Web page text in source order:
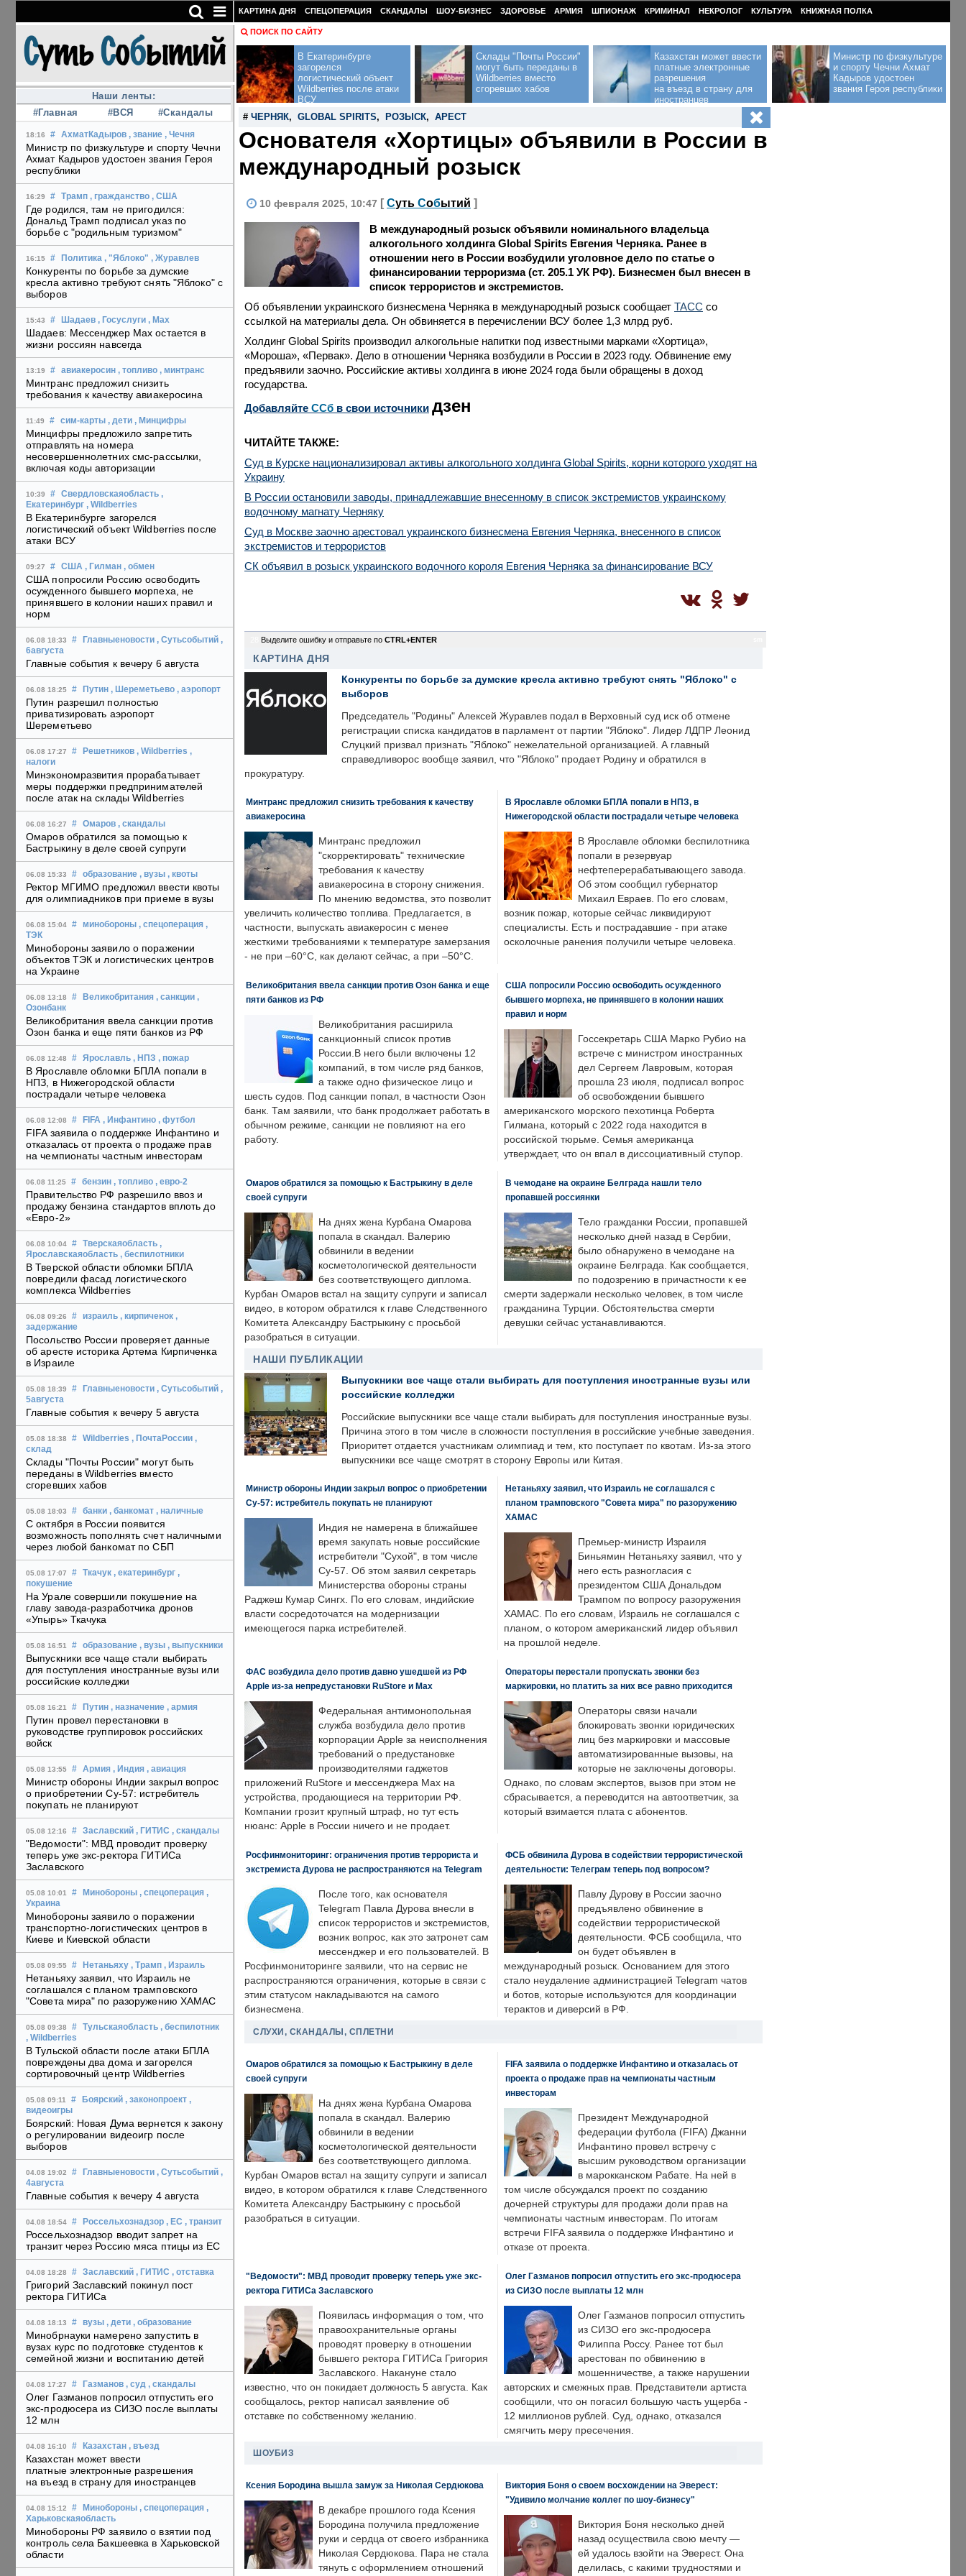
Наши ленты:
#Главная
#ВСЯ #Скандалы
18:16 # АхматКадыров , звание , Чечня
Министр по физкультуре и спорту Чечни
Ахмат Кадыров удостоен звания Героя
республики
16:29 # Трамп , гражданство , США
Где родился, там не пригодился:
Дональд Трамп подписал указ по
борьбе с "родильным туризмом"
16:15 # Политика , "Яблоко" , Журавлев
Конкуренты по борьбе за думские
кресла активно требуют снять "Яблоко" с
выборов
15:43 # Шадаев , Госуслуги , Max
Шадаев: Мессенджер Max остается в
жизни россиян навсегда
13:19 # авиакеросин , топливо , минтранс
Минтранс предложил снизить
требования к качеству авиакеросина
11:49 # сим-карты , дети , Минцифры
Минцифры предложило запретить
отправлять на номера
несовершеннолетних смс-рассылки,
включая коды авторизации
10:39 # Свердловскаяобласть ,
Екатеринбург , Wildberries
В Екатеринбурге загорелся
логистический объект Wildberries после
атаки ВСУ
09:27 # США , Гилман , обмен
США попросили Россию освободить
осужденного бывшего морпеха, не
принявшего в колонии наших правил и
норм
06.08 18:33 # Главныеновости , Сутьсобытий ,
6августа
Главные события к вечеру 6 августа
06.08 18:25 # Путин , Шереметьево , аэропорт
Путин разрешил полностью
приватизировать аэропорт
Шереметьево
06.08 17:27 # Решетников , Wildberries ,
налоги
Минэкономразвития прорабатывает
меры поддержки предпринимателей
после атак на склады Wildberries
06.08 16:27 # Омаров , скандалы
Омаров обратился за помощью к
Бастрыкину в деле своей супруги
06.08 15:33 # образование , вузы , квоты
Ректор МГИМО предложил ввести квоты
для олимпиадников при приеме в вузы
06.08 15:04 # минобороны , спецоперация ,
ТЭК
Минобороны заявило о поражении
объектов ТЭК и логистических центров
на Украине
06.08 13:18 # Великобритания , санкции ,
Озонбанк
Великобритания ввела санкции против
Озон банка и еще пяти банков из РФ
06.08 12:48 # Ярославль , НПЗ , пожар
В Ярославле обломки БПЛА попали в
НПЗ, в Нижегородской области
пострадали четыре человека
06.08 12:08 # FIFA , Инфантино , футбол
FIFA заявила о поддержке Инфантино и
отказалась от проекта о продаже прав
на чемпионаты частным инвесторам
06.08 11:25 # бензин , топливо , евро-2
Правительство РФ разрешило ввоз и
продажу бензина стандартов вплоть до
«Евро-2»
06.08 10:04 # Тверскаяобласть ,
Ярославскаяобласть , беспилотники
В Тверской области обломки БПЛА
повредили фасад логистического
комплекса Wildberries
06.08 09:26 # израиль , кирпиченок ,
задержание
Посольство России проверяет данные
об аресте историка Артема Кирпиченка
в Израиле
05.08 18:39 # Главныеновости , Сутьсобытий ,
5августа
Главные события к вечеру 5 августа
05.08 18:38 # Wildberries , ПочтаРоссии ,
склад
Склады "Почты России" могут быть
переданы в Wildberries вместо
сгоревших хабов
05.08 18:03 # банки , банкомат , наличные
С октября в России появится
возможность пополнять счет наличными
через любой банкомат по СБП
05.08 17:07 # Ткачук , екатеринбург ,
покушение
На Урале совершили покушение на
главу завода-разработчика дронов
«Упырь» Ткачука
05.08 16:51 # образование , вузы , выпускники
Выпускники все чаще стали выбирать
для поступления иностранные вузы или
российские колледжи
05.08 16:21 # Путин , назначение , армия
Путин провел перестановки в
руководстве группировок российских
войск
05.08 13:55 # Армия , Индия , авиация
Министр обороны Индии закрыл вопрос
о приобретении Су-57: истребитель
покупать не планируют
05.08 12:16 # Заславский , ГИТИС , скандалы
"Ведомости": МВД проводит проверку
теперь уже экс-ректора ГИТИСа
Заславского
05.08 10:01 # Минобороны , спецоперация ,
Украина
Минобороны заявило о поражении
транспортно-логистических центров в
Киеве и Киевской области
05.08 09:55 # Нетаньяху , Трамп , Израиль
Нетаньяху заявил, что Израиль не
соглашался с планом трамповского
"Совета мира" по разоружению ХАМАС
05.08 09:38 # Тульскаяобласть , беспилотник
, Wildberries
В Тульской области после атаки БПЛА
повреждены два дома и загорелся
сортировочный центр Wildberries
05.08 09:11 # Боярский , законопроект ,
видеоигры
Боярский: Новая Дума вернется к закону
о регулировании видеоигр после
выборов
04.08 19:02 # Главныеновости , Сутьсобытий ,
4августа
Главные события к вечеру 4 августа
04.08 18:54 # Россельхознадзор , ЕС , транзит
Россельхознадзор вводит запрет на
транзит через Россию мяса птицы из ЕС
04.08 18:28 # Заславский , ГИТИС , отставка
Григорий Заславский покинул пост
ректора ГИТИСа
04.08 18:13 # вузы , дети , образование
Минобрнауки намерено запустить в
вузах курс по подготовке студентов к
семейной жизни и воспитанию детей
04.08 17:27 # Газманов , суд , скандалы
Олег Газманов попросил отпустить его
экс-продюсера из СИЗО после выплаты
12 млн
04.08 16:10 # Казахстан , въезд
Казахстан может ввести
платные электронные разрешения
на въезд в страну для иностранцев
04.08 15:12 # Минобороны , спецоперация ,
Харьковскаяобласть
Минобороны РФ заявило о взятии под
контроль села Бакшеевка в Харьковской
области
КАРТИНА ДНЯ СПЕЦОПЕРАЦИЯ СКАНДАЛЫ ШОУ-БИЗНЕС ЗДОРОВЬЕ АРМИЯ ШПИОНАЖ КРИМИНАЛ НЕКРОЛОГ КУЛЬТУРА КНИЖНАЯ ПОЛКА
ПОИСК ПО САЙТУ
В Екатеринбурге
загорелся
логистический объект
Wildberries после атаки
ВСУ
Склады "Почты России"
могут быть переданы в
Wildberries вместо
сгоревших хабов
Казахстан может ввести
платные электронные
разрешения
на въезд в страну для
иностранцев
Министр по физкультуре
и спорту Чечни Ахмат
Кадыров удостоен
звания Героя республики
# ЧЕРНЯК, GLOBAL SPIRITS, РОЗЫСК, АРЕСТ
Основателя «Хортицы» объявили в России в
международный розыск
10 февраля 2025, 10:47 [ Суть Событий ]
В международный розыск объявили номинального владельца
алкогольного холдинга Global Spirits Евгения Черняка. Ранее в
отношении него в России возбудили уголовное дело по статье о
финансировании терроризма (ст. 205.1 УК РФ). Бизнесмен был внесен в
список террористов и экстремистов.
Об объявлении украинского бизнесмена Черняка в международный розыск сообщает ТАСС со
ссылкой на материалы дела. Он обвиняется в перечислении ВСУ более 1,3 млрд руб.
Холдинг Global Spirits производил алкогольные напитки под известными марками «Хортица»,
«Мороша», «Первак». Дело в отношении Черняка возбудили в России в 2023 году. Обвинение ему
предъявили заочно. Российские активы холдинга в июне 2024 года были обращены в доход
государства.
Добавляйте CСб в свои источники дзен
ЧИТАЙТЕ ТАКЖЕ:
Суд в Курске национализировал активы алкогольного холдинга Global Spirits, корни которого уходят на
Украину
В России остановили заводы, принадлежавшие внесенному в список экстремистов украинскому
водочному магнату Черняку
Суд в Москве заочно арестовал украинского бизнесмена Евгения Черняка, внесенного в список
экстремистов и террористов
СК объявил в розыск украинского водочного короля Евгения Черняка за финансирование ВСУ
Выделите ошибку и отправьте по CTRL+ENTER
КАРТИНА ДНЯ
Конкуренты по борьбе за думские кресла активно требуют снять "Яблоко" с
выборов
Председатель "Родины" Алексей Журавлев подал в Верховный суд иск об отмене
регистрации списка кандидатов в парламент от партии "Яблоко". Лидер ЛДПР Леонид
Слуцкий призвал признать "Яблоко" нежелательной организацией. А главный
справедливорос вообще заявил, что "Яблоко" продает Родину и обратился в
прокуратуру.
Минтранс предложил снизить требования к качеству
авиакеросина
Минтранс предложил
"скорректировать" технические
требования к качеству
авиакеросина в сторону снижения.
По мнению ведомства, это позволит
увеличить количество топлива. Предлагается, в
частности, выпускать авиакеросин с менее
жесткими требованиями к температуре замерзания
- не при –60°C, как делают сейчас, а при –50°C.
В Ярославле обломки БПЛА попали в НПЗ, в
Нижегородской области пострадали четыре человека
В Ярославле обломки беспилотника
попали в резервуар
нефтеперерабатывающего завода.
Об этом сообщил губернатор
Михаил Евраев. По его словам,
возник пожар, которые сейчас ликвидируют
специалисты. Есть и пострадавшие - при атаке
осколочные ранения получили четыре человека.
Великобритания ввела санкции против Озон банка и еще
пяти банков из РФ
Великобритания расширила
санкционный список против
России.В него были включены 12
компаний, в том числе ряд банков,
а также одно физическое лицо и
шесть судов. Под санкции попал, в частности Озон
банк. Там заявили, что банк продолжает работать в
обычном режиме, санкции не повлияют на его
работу.
США попросили Россию освободить осужденного
бывшего морпеха, не принявшего в колонии наших
правил и норм
Госсекретарь США Марко Рубио на
встрече с министром иностранных
дел Сергеем Лавровым, которая
прошла 23 июля, подписал вопрос
об освобождении бывшего
американского морского пехотинца Роберта
Гилмана, который с 2022 года находится в
российской тюрьме. Семья американца
утверждает, что он впал в диссоциативный ступор.
Омаров обратился за помощью к Бастрыкину в деле
своей супруги
На днях жена Курбана Омарова
попала в скандал. Валерию
обвинили в ведении
косметологической деятельности
без соответствующего диплома.
Курбан Омаров встал на защиту супруги и записал
видео, в котором обратился к главе Следственного
Комитета Александру Бастрыкину с просьбой
разобраться в ситуации.
В чемодане на окраине Белграда нашли тело
пропавшей россиянки
Тело гражданки России, пропавшей
несколько дней назад в Сербии,
было обнаружено в чемодане на
окраине Белграда. Как сообщается,
по подозрению в причастности к ее
смерти задержали несколько человек, в том числе
гражданина Турции. Обстоятельства смерти
девушки сейчас устанавливаются.
НАШИ ПУБЛИКАЦИИ
Выпускники все чаще стали выбирать для поступления иностранные вузы или
российские колледжи
Российские выпускники все чаще стали выбирать для поступления иностранные вузы.
Причина этого в том числе в сложности поступления в российские учебные заведения.
Приоритет отдается участникам олимпиад и тем, кто поступает по квотам. Из-за этого
выпускники все чаще смотрят в сторону Европы или Китая.
Министр обороны Индии закрыл вопрос о приобретении
Су-57: истребитель покупать не планируют
Индия не намерена в ближайшее
время закупать новые российские
истребители "Сухой", в том числе
Су-57. Об этом заявил секретарь
Министерства обороны страны
Раджеш Кумар Сингх. По его словам, индийские
власти сосредоточатся на модернизации
имеющегося парка истребителей.
Нетаньяху заявил, что Израиль не соглашался с
планом трамповского "Совета мира" по разоружению
ХАМАС
Премьер-министр Израиля
Биньямин Нетаньяху заявил, что у
него есть разногласия с
президентом США Дональдом
Трампом по вопросу разоружения
ХАМАС. По его словам, Израиль не соглашался с
планом, о котором американский лидер объявил
на прошлой неделе.
ФАС возбудила дело против давно ушедшей из РФ
Apple из-за непредустановки RuStore и Max
Федеральная антимонопольная
служба возбудила дело против
корпорации Apple за неисполнения
требований о предустановке
производителями гаджетов
приложений RuStore и мессенджера Max на
устройства, продающиеся на территории РФ.
Компании грозит крупный штраф, но тут есть
нюанс: Apple в России ничего и не продает.
Операторы перестали пропускать звонки без
маркировки, но платить за них все равно приходится
Операторы связи начали
блокировать звонки юридических
лиц без маркировки и массовые
автоматизированные вызовы, на
которые не заключены договоры.
Однако, по словам экспертов, вызов при этом не
сбрасывается, а переводится на автоответчик, за
который взимается плата с абонентов.
Росфинмониторинг: ограничения против террориста и
экстремиста Дурова не распространяются на Telegram
После того, как основателя
Telegram Павла Дурова внесли в
список террористов и экстремистов,
возник вопрос, как это затронет сам
мессенджер и его пользователей. В
Росфинмониторинге заявили, что на сервис не
распространяются ограничения, которые в связи с
этим статусом накладываются на самого
бизнесмена.
ФСБ обвинила Дурова в содействии террористической
деятельности: Телеграм теперь под вопросом?
Павлу Дурову в России заочно
предъявлено обвинение в
содействии террористической
деятельности. ФСБ сообщила, что
он будет объявлен в
международный розыск. Основанием для этого
стало неудаление администрацией Telegram чатов
и ботов, которые используются для координации
терактов и диверсий в РФ.
СЛУХИ, СКАНДАЛЫ, СПЛЕТНИ
Омаров обратился за помощью к Бастрыкину в деле
своей супруги
На днях жена Курбана Омарова
попала в скандал. Валерию
обвинили в ведении
косметологической деятельности
без соответствующего диплома.
Курбан Омаров встал на защиту супруги и записал
видео, в котором обратился к главе Следственного
Комитета Александру Бастрыкину с просьбой
разобраться в ситуации.
FIFA заявила о поддержке Инфантино и отказалась от
проекта о продаже прав на чемпионаты частным
инвесторам
Президент Международной
федерации футбола (FIFA) Джанни
Инфантино провел встречу с
высшим руководством организации
в марокканском Рабате. На ней в
том числе обсуждался проект по созданию
дочерней структуры для продажи доли прав на
чемпионаты частным инвесторам. По итогам
встречи FIFA заявила о поддержке Инфантино и
отказе от проекта.
"Ведомости": МВД проводит проверку теперь уже экс-
ректора ГИТИСа Заславского
Появилась информация о том, что
правоохранительные органы
проводят проверку в отношении
бывшего ректора ГИТИСа Григория
Заславского. Накануне стало
известно, что он покидает должность 5 августа. Как
сообщалось, ректор написал заявление об
отставке по собственному желанию.
Олег Газманов попросил отпустить его экс-продюсера
из СИЗО после выплаты 12 млн
Олег Газманов попросил отпустить
из СИЗО его экс-продюсера
Филиппа Россу. Ранее тот был
арестован по обвинению в
мошенничестве, а также нарушении
авторских и смежных прав. Представители артиста
сообщили, что он погасил большую часть ущерба -
12 миллионов рублей. Суд, однако, отказался
смягчить меру пресечения.
ШОУБИЗ
Ксения Бородина вышла замуж за Николая Сердюкова
В декабре прошлого года Ксения
Бородина получила предложение
руки и сердца от своего избранника
Николая Сердюкова. Пара не стала
тянуть с оформлением отношений
Виктория Боня о своем восхождении на Эверест:
"Удивило молчание коллег по шоу-бизнесу"
Виктория Боня несколько дней
назад осуществила свою мечту —
ей удалось взойти на Эверест. Она
делилась, с какими трудностями и